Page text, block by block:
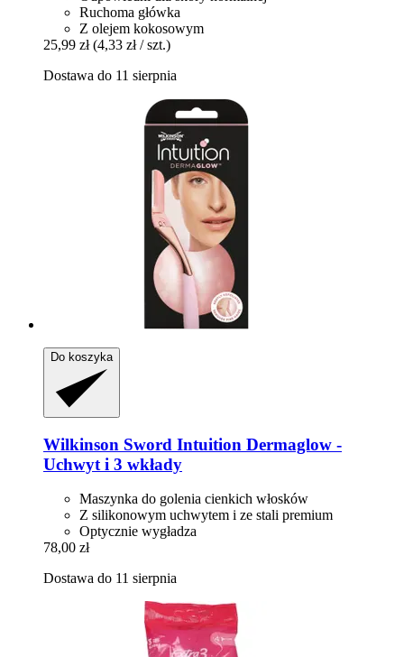
Ruchoma główka
Z olejem kokosowym
25,99 zł (4,33 zł / szt.)
Dostawa do 11 sierpnia
Do koszyka
Wilkinson Sword Intuition Dermaglow -​
Uchwyt i 3 wkłady
Maszynka do golenia cienkich włosków
Z silikonowym uchwytem i ze stali premium
Optycznie wygładza
78,00 zł
Dostawa do 11 sierpnia